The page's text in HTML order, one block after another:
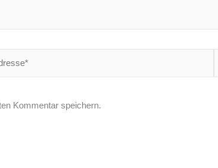
Kommentar speichern.